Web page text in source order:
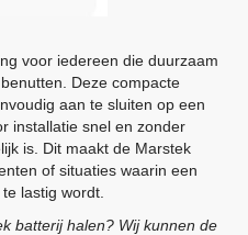
voor iedereen die duurzaam
Deze compacte
aan te sluiten op een
installatie snel en zonder
is. Dit maakt de Marstek
of situaties waarin een
lastig wordt.
batterij halen? Wij kunnen de